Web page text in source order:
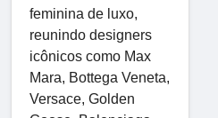
feminina de luxo,
reunindo designers
icônicos como Max
Mara, Bottega Veneta,
Versace, Golden